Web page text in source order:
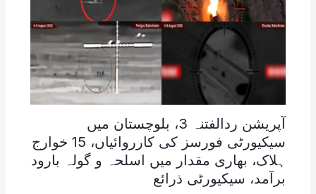
آپریشن ردالفتنہ 3، بلوچستان میں
سیکیورٹی فورسز کی کارروائیاں، 15 خوارج
ہلاک، بھاری مقدار میں اسلحہ و گولہ بارود
برآمد، سیکیورٹی ذرائع